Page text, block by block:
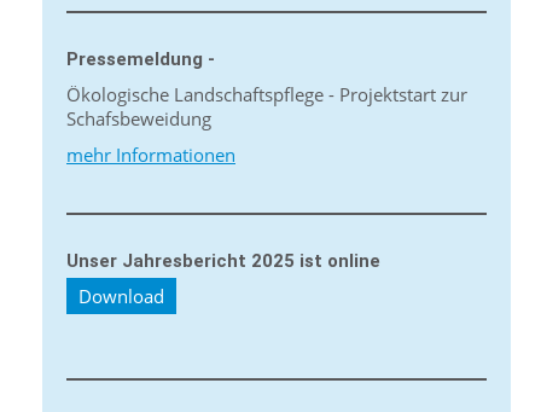
Pressemeldung -
Ökologische Landschaftspflege - Projektstart zur
Schafsbeweidung
mehr Informationen
Unser Jahresbericht 2025 ist online
Download